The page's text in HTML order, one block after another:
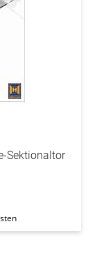
Sektionaltor